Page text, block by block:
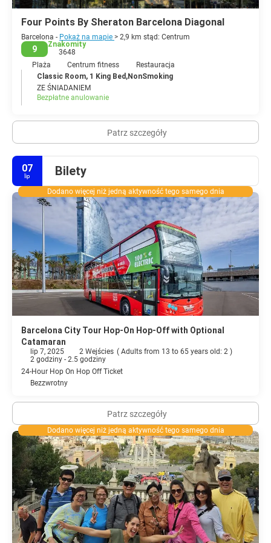
Four Points By Sheraton Barcelona Diagonal
Barcelona - Pokaż na mapie > 2,9 km stąd: Centrum
9
Znakomity
3648
Plaża
Centrum fitness
Restauracja
Classic Room, 1 King Bed,NonSmoking
ZE ŚNIADANIEM
Bezpłatne anulowanie
Patrz szczegóły
07
lip Bilety
Dodano więcej niż jedną aktywność tego samego dnia
Barcelona City Tour Hop-On Hop-Off with Optional
Catamaran
lip 7, 2025 2 Wejścies ( Adults from 13 to 65 years old: 2 )
2 godziny - 2.5 godziny
24-Hour Hop On Hop Off Ticket
Bezzwrotny
Patrz szczegóły
Dodano więcej niż jedną aktywność tego samego dnia